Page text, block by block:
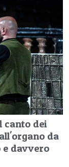
canto dei
da
e davvero